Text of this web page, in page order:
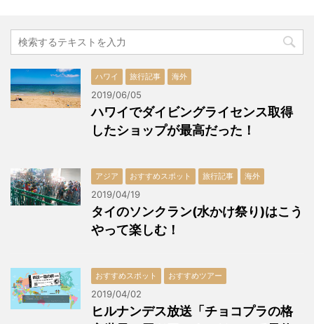
ハワイ 旅行記事 海外
2019/06/05
ハワイでダイビングライセンス取得
したショップが最高だった！
アジア おすすめスポット 旅行記事 海外
2019/04/19
タイのソンクラン(水かけ祭り)はこう
やって楽しむ！
おすすめスポット おすすめツアー
2019/04/02
ヒルナンデス放送「チョコプラの格